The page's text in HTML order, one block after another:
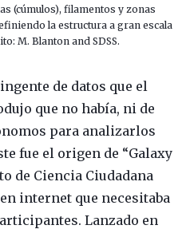
(cúmulos), filamentos y zonas
la estructura a gran escala
M. Blanton and SDSS.
de datos que el
que no había, ni de
para analizarlos
fue el origen de “Galaxy
de Ciencia Ciudadana
internet que necesitaba
Lanzado en